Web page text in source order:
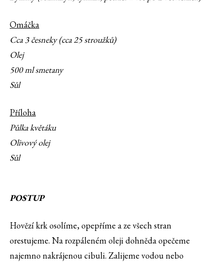
Omáčka
Cca 3 česneky (cca 25 stroužků)
Olej
500 ml smetany
Sůl
Příloha
Půlka květáku
Olivový olej
Sůl
POSTUP
Hovězí krk osolíme, opepříme a ze všech stran
orestujeme. Na rozpáleném oleji dohněda opečeme
najemno nakrájenou cibuli. Zalijeme vodou nebo